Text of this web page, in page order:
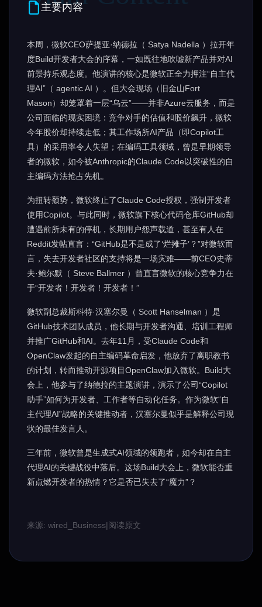
主要内容
本周，微软CEO萨提亚·纳德拉（ Satya Nadella ）拉开年
度Build开发者大会的序幕，一如既往地吹嘘新产品并对AI
前景持乐观态度。他演讲的核心是微软正全力押注“自主代
理AI”（ agentic AI ）。但大会现场（旧金山Fort
Mason）却笼罩着一层“乌云”——并非Azure云服务，而是
公司面临的现实困境：竞争对手的估值和股价飙升，微软
今年股价却持续走低；其工作场所AI产品（即Copilot工
具）的采用率令人失望；在编码工具领域，曾是早期领导
者的微软，如今被Anthropic的Claude Code以突破性的自
主编码方法抢占先机。
为扭转颓势，微软终止了Claude Code授权，强制开发者
使用Copilot。与此同时，微软旗下核心代码仓库GitHub却
遭遇前所未有的停机，长期用户怨声载道，甚至有人在
Reddit发帖直言：“GitHub是不是成了‘烂摊子’？”对微软而
言，失去开发者社区的支持将是一场灾难——前CEO史蒂
夫·鲍尔默（ Steve Ballmer ）曾直言微软的核心竞争力在
于“开发者！开发者！开发者！”
微软副总裁斯科特·汉塞尔曼（ Scott Hanselman ）是
GitHub技术团队成员，他长期与开发者沟通、培训工程师
并推广GitHub和AI。去年11月，受Claude Code和
OpenClaw发起的自主编码革命启发，他放弃了离职教书
的计划，转而推动开源项目OpenClaw加入微软。Build大
会上，他参与了纳德拉的主题演讲，演示了公司“Copilot
助手”如何为开发者、工作者等自动化任务。作为微软“自
主代理AI”战略的关键推动者，汉塞尔曼似乎是解释公司现
状的最佳发言人。
三年前，微软曾是生成式AI领域的领跑者，如今却在自主
代理AI的关键战役中落后。这场Build大会上，微软能否重
新点燃开发者的热情？它是否已失去了“魔力”？
来源: wired_Business|阅读原文